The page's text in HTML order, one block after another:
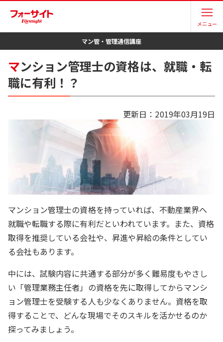
メニュー
マン管・管理通信講座
マンション管理士の資格は、就職・転
職に有利！？
更新日： 2019年03月19日
マンション管理士の資格を持っていれば、不動産業界へ
就職や転職する際に有利だといわれています。また、資格
取得を推奨している会社や、昇進や昇給の条件としてい
る会社もあります。
中には、試験内容に共通する部分が多く難易度もやさし
い「管理業務主任者」の資格を先に取得してからマンシ
ョン管理士を受験する人も少なくありません。資格を取
得することで、どんな現場でそのスキルを活かせるのか
探ってみましょう。